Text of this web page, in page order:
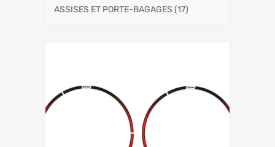
ASSISES ET PORTE-BAGAGES (17)